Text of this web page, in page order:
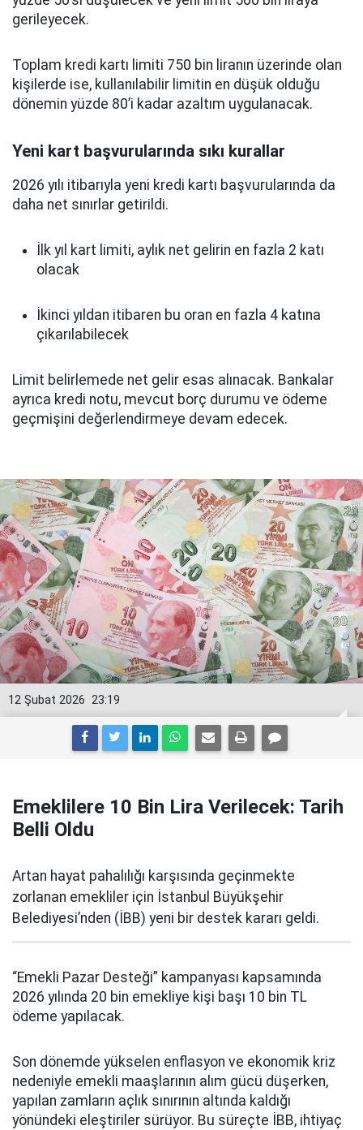
gerileyecek.
Toplam kredi kartı limiti 750 bin liranın üzerinde olan
kişilerde ise, kullanılabilir limitin en düşük olduğu
dönemin yüzde 80’i kadar azaltım uygulanacak.
Yeni kart başvurularında sıkı kurallar
2026 yılı itibarıyla yeni kredi kartı başvurularında da
daha net sınırlar getirildi.
İlk yıl kart limiti, aylık net gelirin en fazla 2 katı
olacak
İkinci yıldan itibaren bu oran en fazla 4 katına
çıkarılabilecek
Limit belirlemede net gelir esas alınacak. Bankalar
ayrıca kredi notu, mevcut borç durumu ve ödeme
geçmişini değerlendirmeye devam edecek.
23:19
12 Şubat 2026
Emeklilere 10 Bin Lira Verilecek: Tarih
Belli Oldu
Artan hayat pahalılığı karşısında geçinmekte
zorlanan emekliler için İstanbul Büyükşehir
Belediyesi’nden (İBB) yeni bir destek kararı geldi.
“Emekli Pazar Desteği” kampanyası kapsamında
2026 yılında 20 bin emekliye kişi başı 10 bin TL
ödeme yapılacak.
Son dönemde yükselen enflasyon ve ekonomik kriz
nedeniyle emekli maaşlarının alım gücü düşerken,
yapılan zamların açlık sınırının altında kaldığı
yönündeki eleştiriler sürüyor. Bu süreçte İBB, ihtiyaç